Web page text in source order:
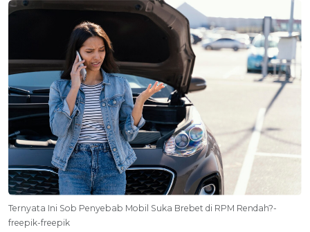
Ternyata Ini Sob Penyebab Mobil Suka Brebet di RPM Rendah?-
freepik-freepik